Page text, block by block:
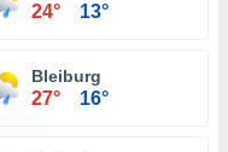
24° 13°
Bleiburg
27° 16°